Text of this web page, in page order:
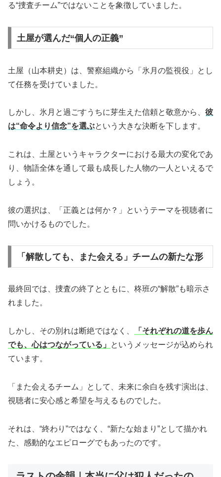
る“捜査チーム”ではないことを象徴していました。
土屋が選んだ“個人の正義”
土屋（山本耕史）は、警察組織から「氷月の監視役」とし
て任務を受けていました。
しかし、氷月と過ごすうちに芽生えた信頼と敬意から、 彼
は“命令より信念”を選ぶという大きな決断を下します。
これは、土屋というキャラクターにおける最大の変化であ
り、物語全体を通して最も成長した人物の一人といえるで
しょう。
彼の選択は、「正義とは何か？」というテーマを視聴者に
問いかけるものでした。
「解散しても、また会える」チームの新たな形
最終回では、捜査の終了とともに、柊班の“解散”も暗示さ
れました。
しかし、その別れは断絶ではなく、
「それぞれの道を歩ん
でも、心はつながっている」
というメッセージが込められ
ています。
「また会えるチーム」として、未来に余白を残す演出は、
視聴者に安心感と希望を与えるものでした。
それは、“終わり”ではなく、“新たな始まり”として描かれ
た、感動的なエピローグでもあったのです。